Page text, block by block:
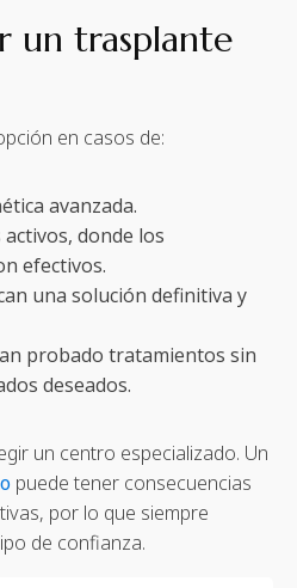
un trasplante
en casos de:
avanzada.
donde los
efectivos.
una solución definitiva y
probado tratamientos sin
deseados.
un centro especializado. Un
puede tener consecuencias
por lo que siempre
de confianza.